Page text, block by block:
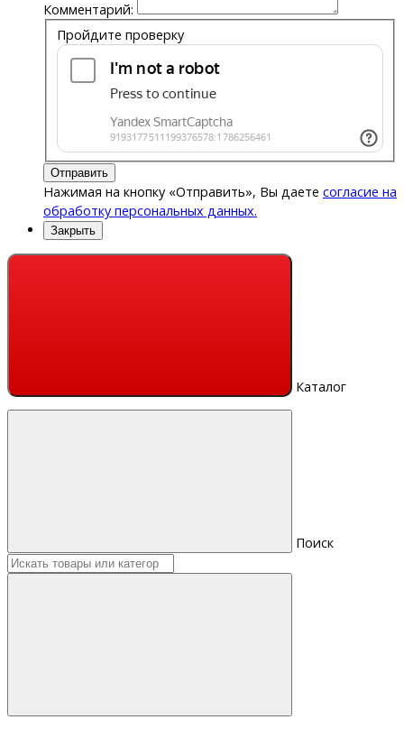
Комментарий:
Пройдите проверку
Отправить
Нажимая на кнопку «Отправить», Вы даете согласие на
обработку персональных данных.
Закрыть
Каталог
Поиск